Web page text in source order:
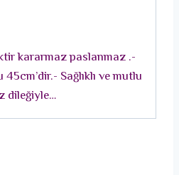
kararmaz paslanmaz .-
Sağlıklı ve mutlu
dileğiyle…